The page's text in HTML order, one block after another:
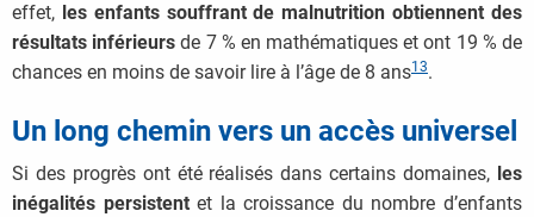
effet, les enfants souffrant de malnutrition obtiennent des
résultats inférieursde 7 % en mathématiques et ont 19 % de
chances en moins de savoir lire à l’âge de 8 ans13.
Un long chemin vers un accès universel
Si des progrès ont été réalisés dans certains domaines, les
inégalités persistentet la croissance du nombre d’enfants